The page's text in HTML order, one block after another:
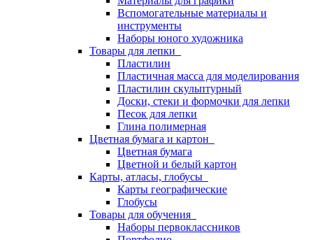
Вспомогательные материалы и
инструменты
Наборы юного художника
Товары для лепки
Пластилин
Пластичная масса для моделирования
Пластилин скульптурный
Доски, стеки и формочки для лепки
Песок для лепки
Глина полимерная
Цветная бумага и картон
Цветная бумага
Цветной и белый картон
Карты, атласы, глобусы
Карты географические
Глобусы
Товары для обучения
Наборы первоклассников